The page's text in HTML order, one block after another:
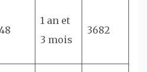
1 an et
3 mois
3682